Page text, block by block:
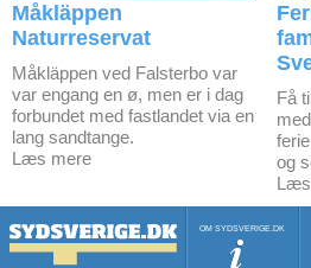
Måkläppen
Naturreservat
Måkläppen ved Falsterbo var
var engang en ø, men er i dag
forbundet med fastlandet via en
lang sandtange.
Læs mere
Få
og
OM SYDSVERIGE.DK